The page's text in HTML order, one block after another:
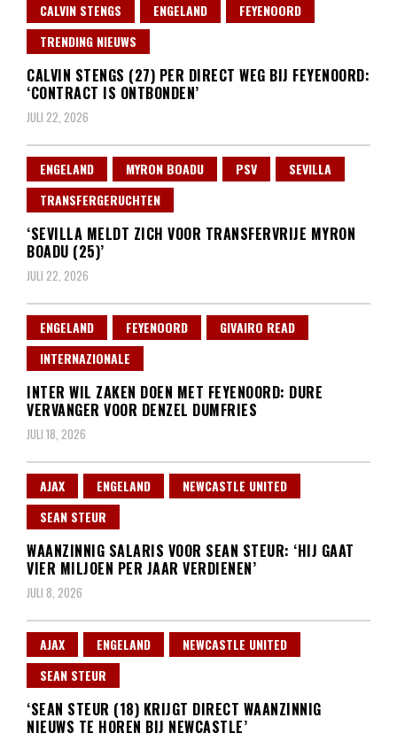
CALVIN STENGS ENGELAND
FEYENOORD
TRENDING NIEUWS
CALVIN STENGS (27) PER DIRECT WEG BIJ FEYENOORD:
‘CONTRACT IS ONTBONDEN’
JULI 22, 2026
ENGELAND MYRON BOADU PSV
SEVILLA
TRANSFERGERUCHTEN
‘SEVILLA MELDT ZICH VOOR TRANSFERVRIJE MYRON
BOADU (25)’
JULI 22, 2026
ENGELAND FEYENOORD
GIVAIRO READ
INTERNAZIONALE
INTER WIL ZAKEN DOEN MET FEYENOORD: DURE
VERVANGER VOOR DENZEL DUMFRIES
JULI 18, 2026
AJAX ENGELAND
NEWCASTLE UNITED
SEAN STEUR
WAANZINNIG SALARIS VOOR SEAN STEUR: ‘HIJ GAAT
VIER MILJOEN PER JAAR VERDIENEN’
JULI 8, 2026
AJAX ENGELAND
NEWCASTLE UNITED
SEAN STEUR
‘SEAN STEUR (18) KRIJGT DIRECT WAANZINNIG
NIEUWS TE HOREN BIJ NEWCASTLE’